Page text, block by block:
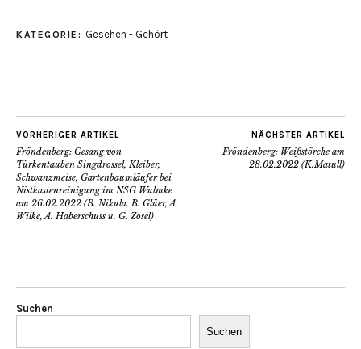
KATEGORIE: Gesehen - Gehört
VORHERIGER ARTIKEL
Fröndenberg: Gesang von
Türkentauben Singdrossel, Kleiber,
Schwanzmeise, Gartenbaumläufer bei
Nistkastenreinigung im NSG Wulmke
am 26.02.2022 (B. Nikula, B. Glüer, A.
Wilke, A. Haberschuss u. G. Zosel)
NÄCHSTER ARTIKEL
Fröndenberg: Weißstörche am
28.02.2022 (K.Matull)
Suchen
Suchen